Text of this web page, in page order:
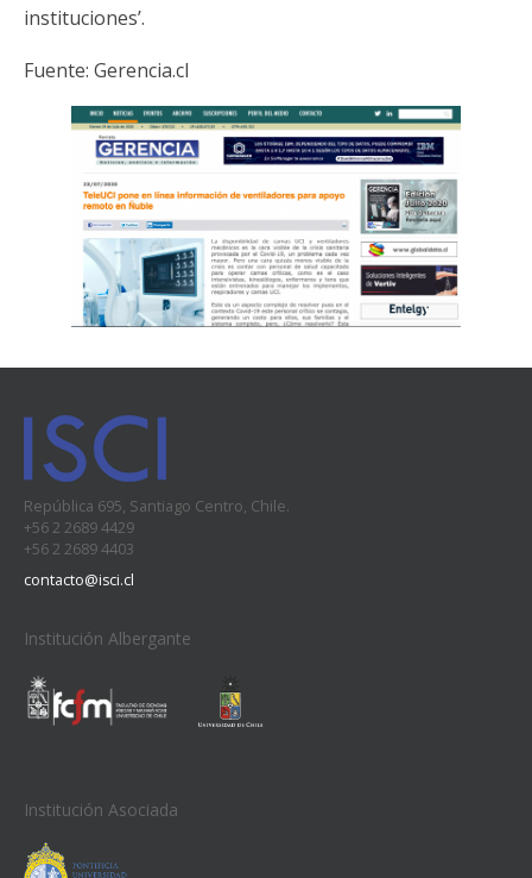
instituciones’.
Fuente: Gerencia.cl
República 695, Santiago Centro, Chile.
+56 2 2689 4429
+56 2 2689 4403
contacto@isci.cl
Institución Albergante
Institución Asociada